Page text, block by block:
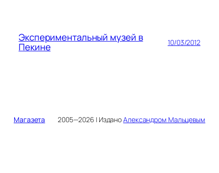
Экспериментальный музей в
Пекине 10/03/2012
Магазета 2005—2026 | ИзданоАлександром Мальцевым